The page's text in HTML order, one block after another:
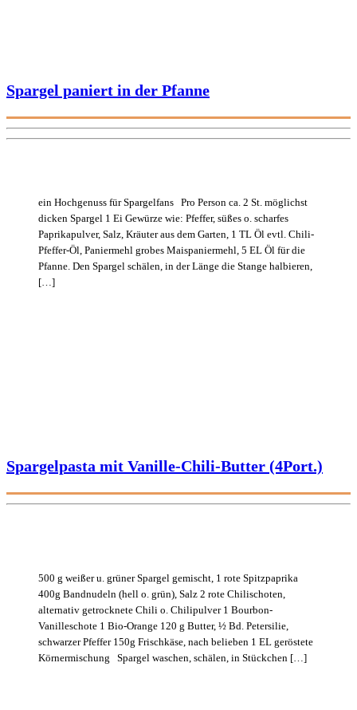
ein Hochgenuss für Spargelfans Pro Person ca. 2 St. möglichst
dicken Spargel 1 Ei Gewürze wie: Pfeffer, süßes o. scharfes
Paprikapulver, Salz, Kräuter aus dem Garten, 1 TL Öl evtl. Chili-
Pfeffer-Öl, Paniermehl grobes Maispaniermehl, 5 EL Öl für die
Pfanne. Den Spargel schälen, in der Länge die Stange halbieren,
[…]
Spargel paniert in der Pfanne
500 g weißer u. grüner Spargel gemischt, 1 rote Spitzpaprika
400g Bandnudeln (hell o. grün), Salz 2 rote Chilischoten,
alternativ getrocknete Chili o. Chilipulver 1 Bourbon-
Vanilleschote 1 Bio-Orange 120 g Butter, ½ Bd. Petersilie,
schwarzer Pfeffer 150g Frischkäse, nach belieben 1 EL geröstete
Körnermischung Spargel waschen, schälen, in Stückchen […]
Spargelpasta mit Vanille-Chili-Butter (4Port.)